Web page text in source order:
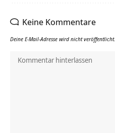
Keine Kommentare
Deine E-Mail-Adresse wird nicht veröffentlicht.